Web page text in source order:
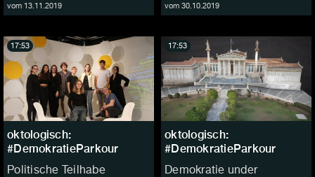
vom 13.11.2019 vom 30.10.2019
oktologisch:
#DemokratieParkour
Politische Teilhabe
17:53
oktologisch:
#DemokratieParkour
Demokratie under
17:53